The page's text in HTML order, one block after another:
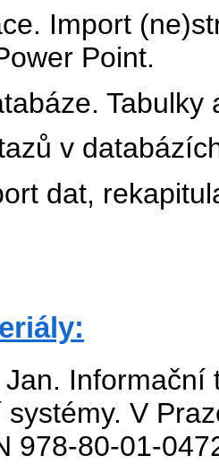
Import
Point.
v
dat,
systémy. V
978-80-01-